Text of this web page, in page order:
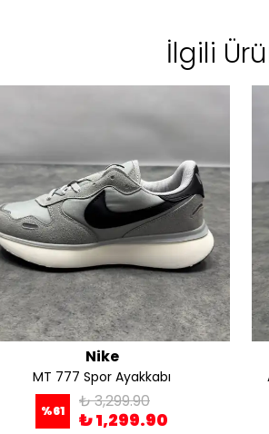
İlgili
Nike
MT 777 Spor Ayakkabı
%61 ₺ 3,299.90
₺ 1,299.90